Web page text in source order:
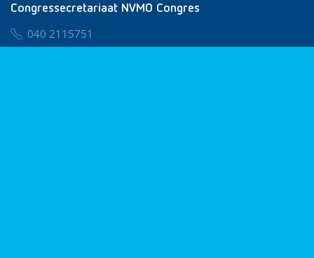
Congressecretariaat NVMO Congres
040 2115751